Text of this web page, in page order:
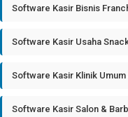
Software Kasir Bisnis
Software Kasir Usaha
Software Kasir Klinik
Software Kasir Salon &